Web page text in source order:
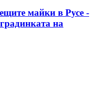
майки в Русе -
на